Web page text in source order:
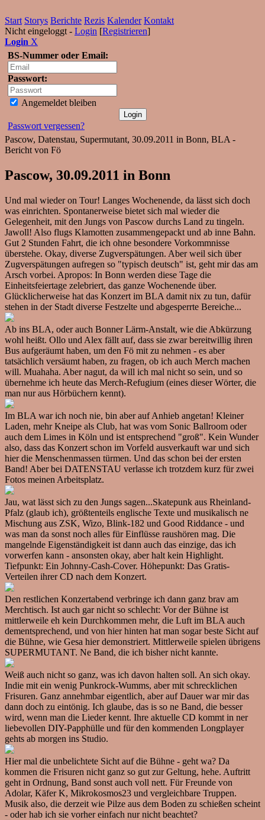
Start Storys Berichte Rezis Kalender Kontakt
Nicht eingeloggt - Login [Registrieren]
Login X
BS-Nummer oder Email:
Passwort:
Angemeldet bleiben
Passwort vergessen?
Pascow, Datenstau, Supermutant, 30.09.2011 in Bonn, BLA -
Bericht von Fö
Pascow, 30.09.2011 in Bonn
Und mal wieder on Tour! Langes Wochenende, da lässt sich doch
was einrichten. Spontanerweise bietet sich mal wieder die
Gelegenheit, mit den Jungs von Pascow durchs Land zu tingeln.
Jawoll! Also flugs Klamotten zusammengepackt und ab inne Bahn.
Gut 2 Stunden Fahrt, die ich ohne besondere Vorkommnisse
überstehe. Okay, diverse Zugverspätungen. Aber weil sich über
Zugverspätungen aufregen so "typisch deutsch" ist, geht mir das am
Arsch vorbei. Apropos: In Bonn werden diese Tage die
Einheitsfeiertage zelebriert, das ganze Wochenende über.
Glücklicherweise hat das Konzert im BLA damit nix zu tun, dafür
stehen in der Stadt diverse Festzelte und abgesperrte Bereiche...
Ab ins BLA, oder auch Bonner Lärm-Anstalt, wie die Abkürzung
wohl heißt. Ollo und Alex fällt auf, dass sie zwar bereitwillig ihren
Bus aufgeräumt haben, um den Fö mit zu nehmen - es aber
tatsächlich versäumt haben, zu fragen, ob ich auch Merch machen
will. Muahaha. Aber nagut, da will ich mal nicht so sein, und so
übernehme ich heute das Merch-Refugium (eines dieser Wörter, die
man nur aus Hörbüchern kennt).
Im BLA war ich noch nie, bin aber auf Anhieb angetan! Kleiner
Laden, mehr Kneipe als Club, hat was vom Sonic Ballroom oder
auch dem Limes in Köln und ist entsprechend "groß". Kein Wunder
also, dass das Konzert schon im Vorfeld ausverkauft war und sich
hier die Menschenmassen türmen. Und das schon bei der ersten
Band! Aber bei DATENSTAU verlasse ich trotzdem kurz für zwei
Fotos meinen Arbeitsplatz.
Jau, wat lässt sich zu den Jungs sagen...Skatepunk aus Rheinland-
Pfalz (glaub ich), größtenteils englische Texte und musikalisch ne
Mischung aus ZSK, Wizo, Blink-182 und Good Riddance - und
was man da sonst noch alles für Einflüsse raushören mag. Die
mangelnde Eigenständigkeit ist dann auch das einzige, das ich
vorwerfen kann - ansonsten okay, aber halt kein Highlight.
Tiefpunkt: Ein Johnny-Cash-Cover. Höhepunkt: Das Gratis-
Verteilen ihrer CD nach dem Konzert.
Den restlichen Konzertabend verbringe ich dann ganz brav am
Merchtisch. Ist auch gar nicht so schlecht: Vor der Bühne ist
mittlerweile eh kein Durchkommen mehr, die Luft im BLA auch
dementsprechend, und von hier hinten hat man sogar beste Sicht auf
die Bühne, wie Gesa hier demonstriert. Mittlerweile spielen übrigens
SUPERMUTANT. Ne Band, die ich bisher nicht kannte.
Weiß auch nicht so ganz, was ich davon halten soll. An sich okay.
Indie mit ein wenig Punkrock-Wumms, aber mit schrecklichen
Frisuren. Ganz annehmbar eigentlich, aber auf Dauer war mir das
dann doch zu eintönig. Ich glaube, das is so ne Band, die besser
wird, wenn man die Lieder kennt. Ihre aktuelle CD kommt in ner
liebevollen DIY-Papphülle und für den kommenden Longplayer
gehts ab morgen ins Studio.
Hier mal die unbelichtete Sicht auf die Bühne - geht wa? Da
kommen die Frisuren nicht ganz so gut zur Geltung, hehe. Auftritt
geht in Ordnung, Band sonst auch voll nett. Für Freunde von
Adolar, Käfer K, Mikrokosmos23 und vergleichbare Truppen.
Musik also, die derzeit wie Pilze aus dem Boden zu schießen scheint
- oder hab ich sie vorher einfach nur nicht beachtet?